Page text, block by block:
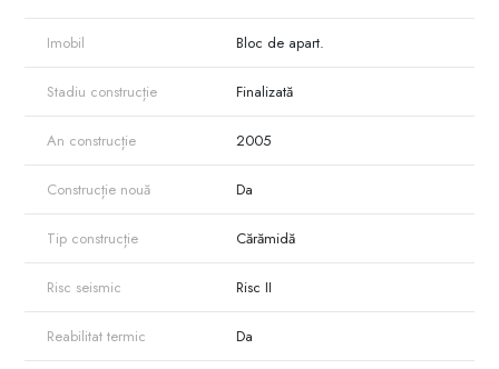
Imobil Bloc de apart.
Stadiu construcție Finalizată
An construcție 2005
Construcție nouă Da
Tip construcție Cărămidă
Risc seismic Risc II
Reabilitat termic Da